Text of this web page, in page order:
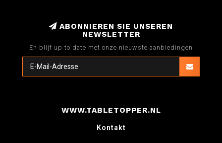
ABONNIEREN SIE UNSEREN
NEWSLETTER
En blijf up to date met onze nieuwste aanbiedingen
WWW.TABLETOPPER.NL
Kontakt